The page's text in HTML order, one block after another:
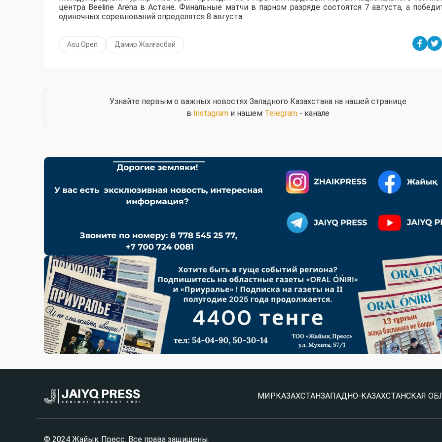
центра Beeline Arena в Астане. Финальные матчи в парном разряде состоятся 7 августа, а
одиночных соревнований определятся 8 августа.
Asu Open Дамир Жалғасбай
Узнайте первым о важных новостях Западного Казахстана на нашей странице
в Instagramи нашем Telegram- канале
МИР КАЗАХСТАНЗАПАДНО-КАЗАХСТАНСКАЯ
© 2024 Жайық Пресс. Все права защищены.